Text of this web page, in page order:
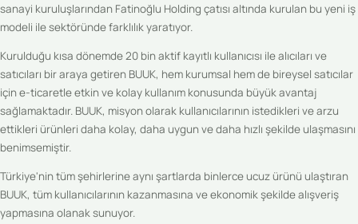
sanayi kuruluşlarından Fatinoğlu Holding çatısı altında kurulan bu yeni iş
modeli ile sektöründe farklılık yaratıyor.
Kurulduğu kısa dönemde 20 bin aktif kayıtlı kullanıcısı ile alıcıları ve
satıcıları bir araya getiren BUUK, hem kurumsal hem de bireysel satıcılar
için e-ticaretle etkin ve kolay kullanım konusunda büyük avantaj
sağlamaktadır. BUUK, misyon olarak kullanıcılarının istedikleri ve arzu
ettikleri ürünleri daha kolay, daha uygun ve daha hızlı şekilde ulaşmasını
benimsemiştir.
Türkiye'nin tüm şehirlerine aynı şartlarda binlerce ucuz ürünü ulaştıran
BUUK, tüm kullanıcılarının kazanmasına ve ekonomik şekilde alışveriş
yapmasına olanak sunuyor.